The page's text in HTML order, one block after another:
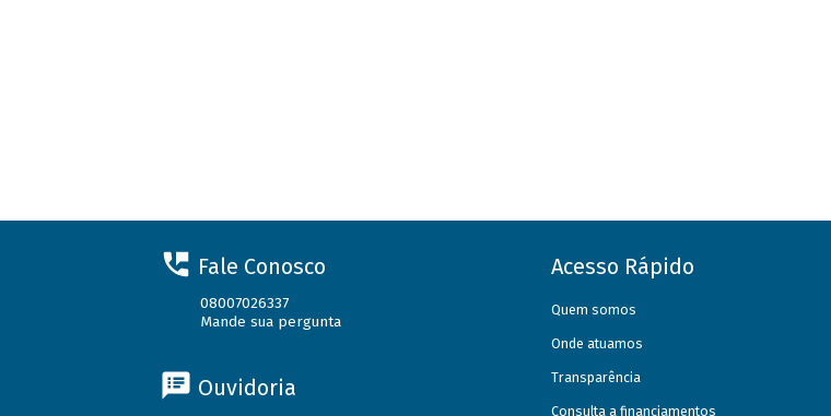
Fale Conosco
08007026337
Mande sua pergunta
Ouvidoria
Acesso Rápido
Quem somos
Onde atuamos
Transparência
Consulta a financiamentos